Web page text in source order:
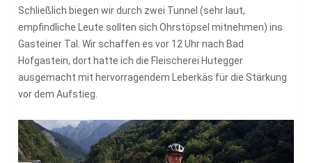
Schließlich biegen wir durch zwei Tunnel (sehr laut,
empfindliche Leute sollten sich Ohrstöpsel mitnehmen) ins
Gasteiner Tal. Wir schaffen es vor 12 Uhr nach Bad
Hofgastein, dort hatte ich die Fleischerei Hutegger
ausgemacht mit hervorragendem Leberkäs für die Stärkung
vor dem Aufstieg.